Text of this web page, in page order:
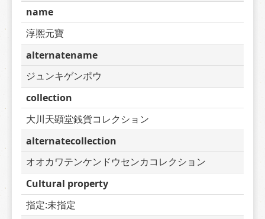
name
淳熈元寶
alternatename
ジュンキゲンポウ
collection
大川天顕堂銭貨コレクション
alternatecollection
オオカワテンケンドウセンカコレクション
Cultural property
指定:未指定